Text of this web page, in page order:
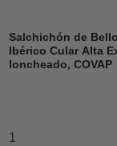
Salchichón de
Ibérico Cular Alta
loncheado, COVAP
1